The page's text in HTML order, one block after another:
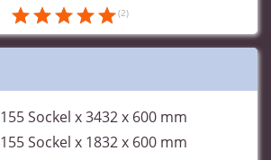
155Sockel x 3432 x 600 mm
155Sockel x 1832 x 600 mm